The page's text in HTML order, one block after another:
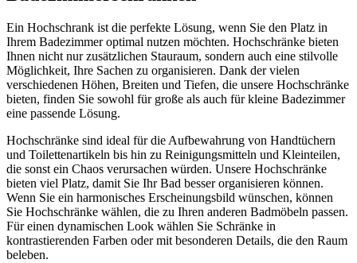
Ein Hochschrank ist die perfekte Lösung, wenn Sie den Platz in
Ihrem Badezimmer optimal nutzen möchten. Hochschränke bieten
Ihnen nicht nur zusätzlichen Stauraum, sondern auch eine stilvolle
Möglichkeit, Ihre Sachen zu organisieren. Dank der vielen
verschiedenen Höhen, Breiten und Tiefen, die unsere Hochschränke
bieten, finden Sie sowohl für große als auch für kleine Badezimmer
eine passende Lösung.
Hochschränke sind ideal für die Aufbewahrung von Handtüchern
und Toilettenartikeln bis hin zu Reinigungsmitteln und Kleinteilen,
die sonst ein Chaos verursachen würden. Unsere Hochschränke
bieten viel Platz, damit Sie Ihr Bad besser organisieren können.
Wenn Sie ein harmonisches Erscheinungsbild wünschen, können
Sie Hochschränke wählen, die zu Ihren anderen Badmöbeln passen.
Für einen dynamischen Look wählen Sie Schränke in
kontrastierenden Farben oder mit besonderen Details, die den Raum
beleben.